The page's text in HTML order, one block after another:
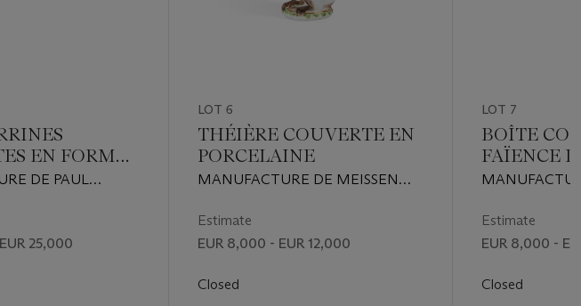
EN FORME
EN
DE PAUL
25,000
LOT 6
THÉIÈRE COUVERTE EN
PORCELAINE
MANUFACTURE DE MEISSEN
JOHANN JOACHIM KAËNDLER,
VERS 1740
Estimate
EUR 8,000 - EUR 12,000
Closed
LOT 7
BOÎTE
FAÏENCE
Estimate
EUR 8,000 -
Closed